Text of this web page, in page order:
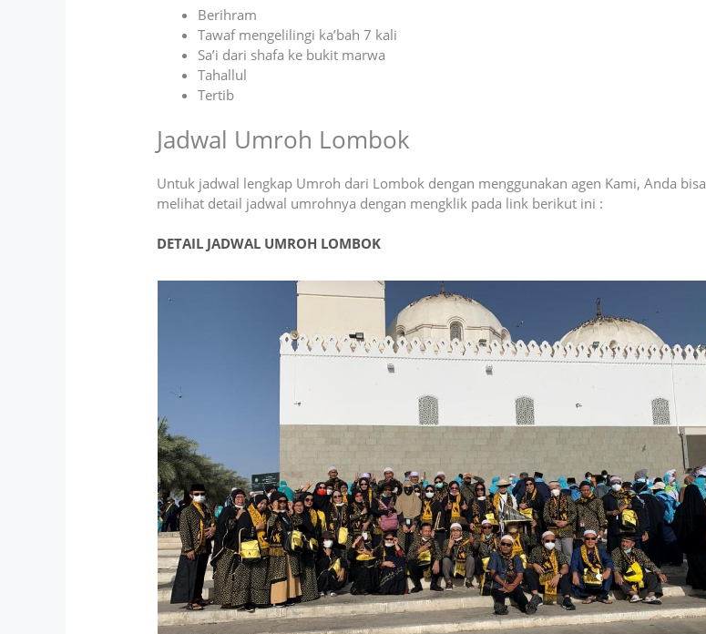
Berihram
Tawaf mengelilingi ka’bah 7 kali
Sa’i dari shafa ke bukit marwa
Tahallul
Tertib
Jadwal Umroh Lombok
Untuk jadwal lengkap Umroh dari Lombok dengan menggunakan agen Kami, Anda bisa
melihat detail jadwal umrohnya dengan mengklik pada link berikut ini :
DETAIL JADWAL UMROH LOMBOK